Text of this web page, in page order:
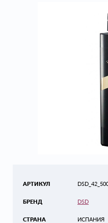
АРТИКУЛ
БРЕНД
СТРАНА
DSD
ИСПАНИЯ